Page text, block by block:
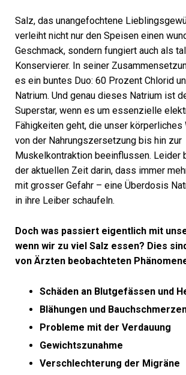
Salz, das unangefochtene
verleiht nicht nur den Speisen einen
Geschmack, sondern fungiert auch als
Konservierer. In seiner
es ein buntes Duo: 60 Prozent Chlorid
Natrium. Und genau dieses Natrium ist
Superstar, wenn es um essenzielle
Fähigkeiten geht, die unser körperliches
von der Nahrungszersetzung bis hin zur
Muskelkontraktion beeinflussen. Leider
der aktuellen Zeit darin, dass immer
mit grosser Gefahr – eine Überdosis
in ihre Leiber schaufeln.
Doch was passiert eigentlich mit
wenn wir zu viel Salz essen? Dies
von Ärzten beobachteten
Schäden an Blutgefässen und
Blähungen und
Probleme mit der Verdauung
Gewichtszunahme
Verschlechterung der Migräne